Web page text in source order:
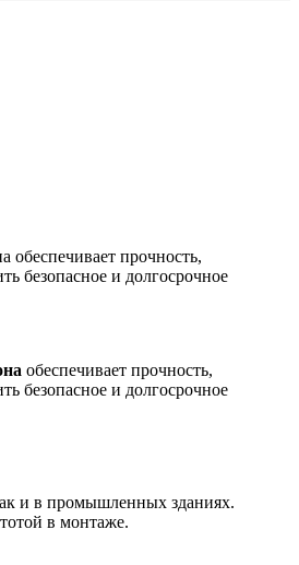
обеспечивает прочность,
безопасное и долгосрочное
обеспечивает прочность,
безопасное и долгосрочное
и в промышленных зданиях.
в монтаже.